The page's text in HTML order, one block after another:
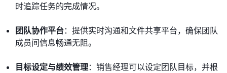
时追踪任务的完成情况。
团队协作平台：提供实时沟通和文件共享平台，确保团队
成员间信息畅通无阻。
目标设定与绩效管理：销售经理可以设定团队目标，并根